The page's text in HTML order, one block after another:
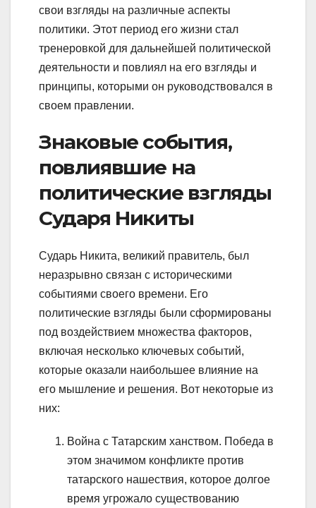
свои взгляды на различные аспекты
политики. Этот период его жизни стал
тренеровкой для дальнейшей политической
деятельности и повлиял на его взгляды и
принципы, которыми он руководствовался в
своем правлении.
Знаковые события,
повлиявшие на
политические взгляды
Сударя Никиты
Сударь Никита, великий правитель, был
неразрывно связан с историческими
событиями своего времени. Его
политические взгляды были сформированы
под воздействием множества факторов,
включая несколько ключевых событий,
которые оказали наибольшее влияние на
его мышление и решения. Вот некоторые из
них:
Война с Татарским ханством. Победа в
этом значимом конфликте против
татарского нашествия, которое долгое
время угрожало существованию